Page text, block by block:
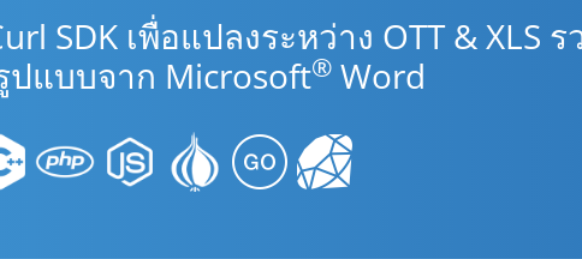
SDK เพื่อแปลงระหว่าง OTT & XLS ร
แบบจาก Microsoft® Word